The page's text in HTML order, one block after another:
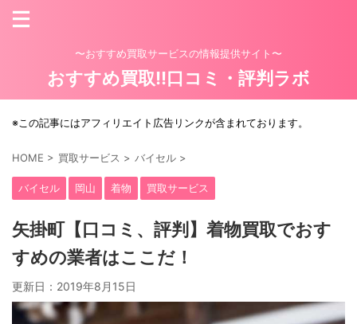
〜おすすめ買取サービスの情報提供サイト〜
おすすめ買取!!口コミ・評判ラボ
※この記事にはアフィリエイト広告リンクが含まれております。
HOME > 買取サービス > バイセル >
バイセル 岡山 着物 買取サービス
矢掛町【口コミ、評判】着物買取でおす
すめの業者はここだ！
更新日： 2019年8月15日